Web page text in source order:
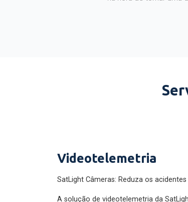
Videotelemetria
SatLight Câmeras: Reduza os
A solução de videotelemetria da